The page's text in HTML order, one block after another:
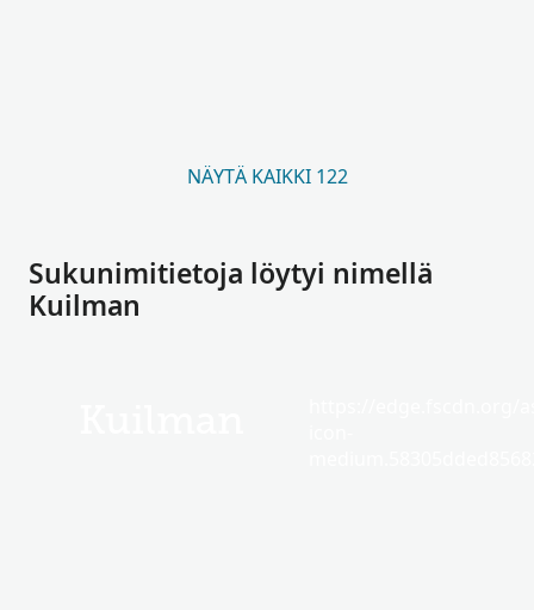
NÄYTÄ KAIKKI 122
Sukunimitietoja löytyi nimellä
Kuilman